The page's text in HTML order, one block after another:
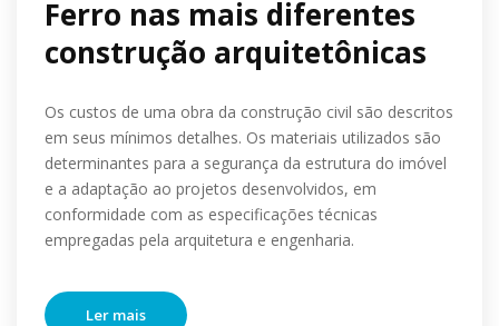
Ferro nas mais diferentes
construção arquitetônicas
Os custos de uma obra da construção civil são descritos
em seus mínimos detalhes. Os materiais utilizados são
determinantes para a segurança da estrutura do imóvel
e a adaptação ao projetos desenvolvidos, em
conformidade com as especificações técnicas
empregadas pela arquitetura e engenharia.
Ler mais